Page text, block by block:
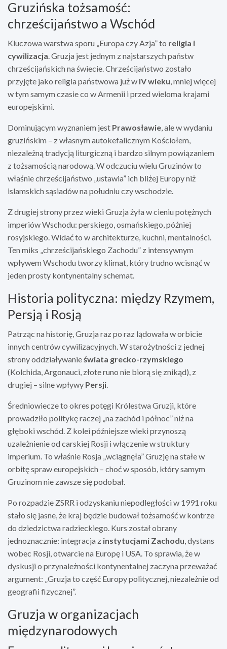
Gruzińska tożsamość:
chrześcijaństwo a Wschód
Kluczowa warstwa sporu „Europa czy Azja” to religia i
cywilizacja. Gruzja jest jednym z najstarszych państw
chrześcijańskich na świecie. Chrześcijaństwo zostało
przyjęte jako religia państwowa już w IV wieku, mniej więcej
w tym samym czasie co w Armenii i przed wieloma krajami
europejskimi.
Dominującym wyznaniem jest Prawosławie, ale w wydaniu
gruzińskim – z własnym autokefalicznym Kościołem,
niezależną tradycją liturgiczną i bardzo silnym powiązaniem
z tożsamością narodową. W odczuciu wielu Gruzinów to
właśnie chrześcijaństwo „ustawia” ich bliżej Europy niż
islamskich sąsiadów na południu czy wschodzie.
Z drugiej strony przez wieki Gruzja żyła w cieniu potężnych
imperiów Wschodu: perskiego, osmańskiego, później
rosyjskiego. Widać to w architekturze, kuchni, mentalności.
Ten miks „chrześcijańskiego Zachodu” z intensywnym
wpływem Wschodu tworzy klimat, który trudno wcisnąć w
jeden prosty kontynentalny schemat.
Historia polityczna: między Rzymem,
Persją i Rosją
Patrząc na historię, Gruzja raz po raz lądowała w orbicie
innych centrów cywilizacyjnych. W starożytności z jednej
strony oddziaływanieświata grecko-rzymskiego
(Kolchida, Argonauci, złote runo nie biorą się znikąd), z
drugiej – silne wpływy Persji.
Średniowiecze to okres potęgi Królestwa Gruzji, które
prowadziło politykę raczej „na zachód i północ” niż na
głęboki wschód. Z kolei późniejsze wieki przynoszą
uzależnienie od carskiej Rosji i włączenie w struktury
imperium. To właśnie Rosja „wciągnęła” Gruzję na stałe w
orbitę spraw europejskich – choć w sposób, który samym
Gruzinom nie zawsze się podobał.
Po rozpadzie ZSRR i odzyskaniu niepodległości w 1991 roku
stało się jasne, że kraj będzie budował tożsamość w kontrze
do dziedzictwa radzieckiego. Kurs został obrany
jednoznacznie: integracja z instytucjami Zachodu, dystans
wobec Rosji, otwarcie na Europę i USA. To sprawia, że w
dyskusji o przynależności kontynentalnej zaczyna przeważać
argument: „Gruzja to część Europy politycznej, niezależnie od
geografii fizycznej”.
Gruzja w organizacjach
międzynarodowych